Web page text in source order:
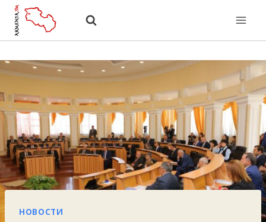
Перейти
НОВОСТИ